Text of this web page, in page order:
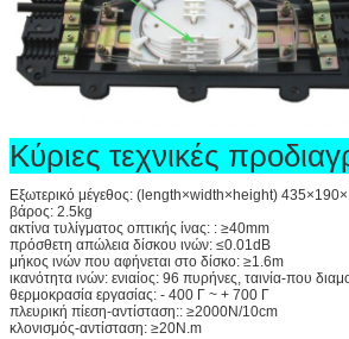
Κύριες τεχνικές
Εξωτερικό μέγεθος: (length×width×height)
βάρος: 2.5kg
ακτίνα τυλίγματος οπτικής ίνας: : ≥40mm
πρόσθετη απώλεια δίσκου ινών: ≤0.01dB
μήκος ινών που αφήνεται στο δίσκο: ≥1.6m
ικανότητα ινών: ενιαίος: 96 πυρήνες, ταινία-που
θερμοκρασία εργασίας: - 400 Γ ~ + 700 Γ
πλευρική πίεση-αντίσταση:: ≥2000N/10cm
κλονισμός-αντίσταση: ≥20N.m